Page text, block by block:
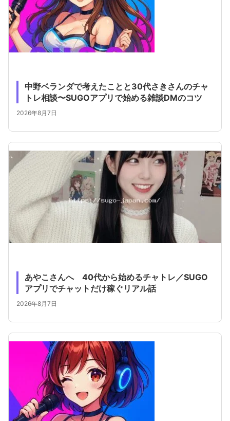
中野ベランダで考えたことと30代さきさんのチャ
トレ相談〜SUGOアプリで始める雑談DMのコツ
2026年8月7日
あやこさんへ 40代から始めるチャトレ／SUGO
アプリでチャットだけ稼ぐリアル話
2026年8月7日